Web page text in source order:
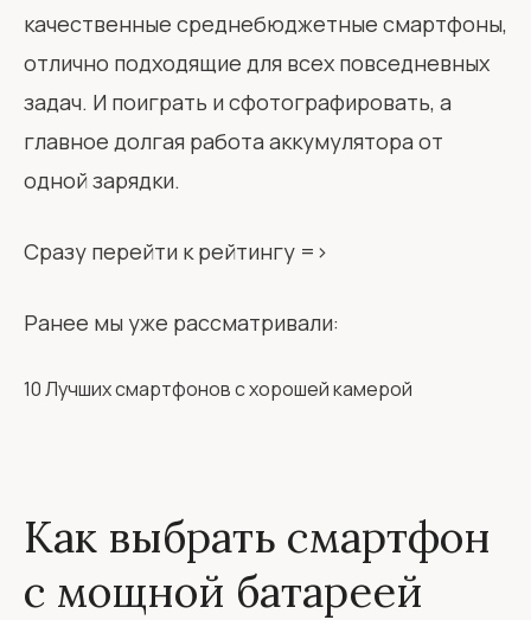
качественные среднебюджетные смартфоны,
отлично подходящие для всех повседневных
задач. И поиграть и сфотографировать, а
главное долгая работа аккумулятора от
одной зарядки.
Сразу перейти к рейтингу =>
Ранее мы уже рассматривали:
10 Лучших смартфонов с хорошей камерой
Как выбрать смартфон
с мощной батареей